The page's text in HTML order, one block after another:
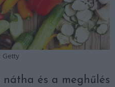
Getty
és a meghűlés